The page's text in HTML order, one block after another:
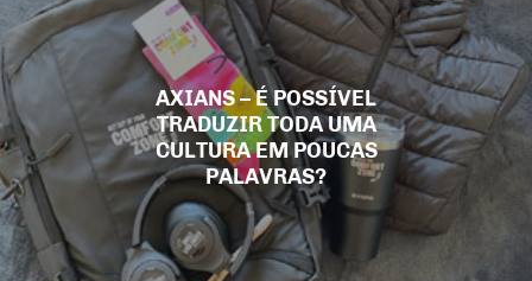
AXIANS – É POSSÍVEL
TRADUZIR TODA UMA
CULTURA EM POUCAS
PALAVRAS?